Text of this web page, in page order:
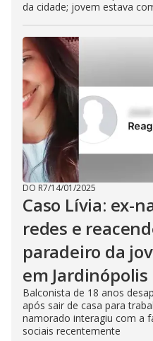
da cidade; jovem estava
DO R7/14/01/2025
Caso Lívia: ex-
redes e
paradeiro da
em Jardinópolis
Balconista de 18 anos
após sair de casa para
namorado interagiu com a
sociais recentemente